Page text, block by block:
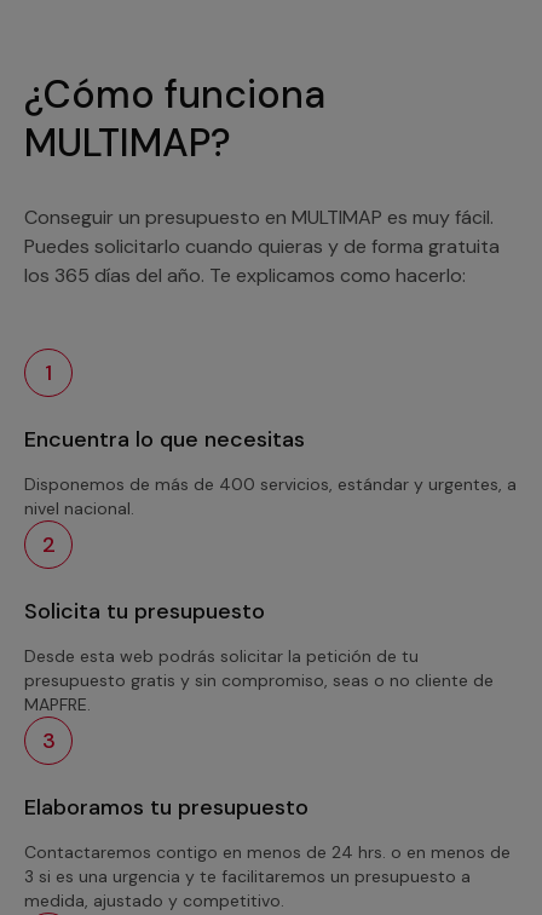
¿Cómo funciona
MULTIMAP?
Conseguir un presupuesto en MULTIMAP es muy fácil.
Puedes solicitarlo cuando quieras y de forma gratuita
los 365 días del año. Te explicamos como hacerlo:
1
Encuentra lo que necesitas
Disponemos de más de 400 servicios, estándar y urgentes, a
nivel nacional.
2
Solicita tu presupuesto
Desde esta web podrás solicitar la petición de tu
presupuesto gratis y sin compromiso, seas o no cliente de
MAPFRE.
3
Elaboramos tu presupuesto
Contactaremos contigo en menos de 24 hrs. o en menos de
3 si es una urgencia y te facilitaremos un presupuesto a
medida, ajustado y competitivo.